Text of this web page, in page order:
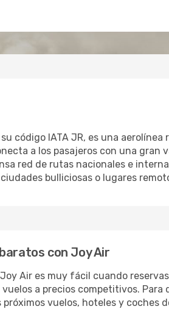
código IATA JR, es una
a los pasajeros con una
red de rutas nacionales e
bulliciosas o lugares
con Joy Air
Air es muy fácil cuando
a precios competitivos.
vuelos, hoteles y coches